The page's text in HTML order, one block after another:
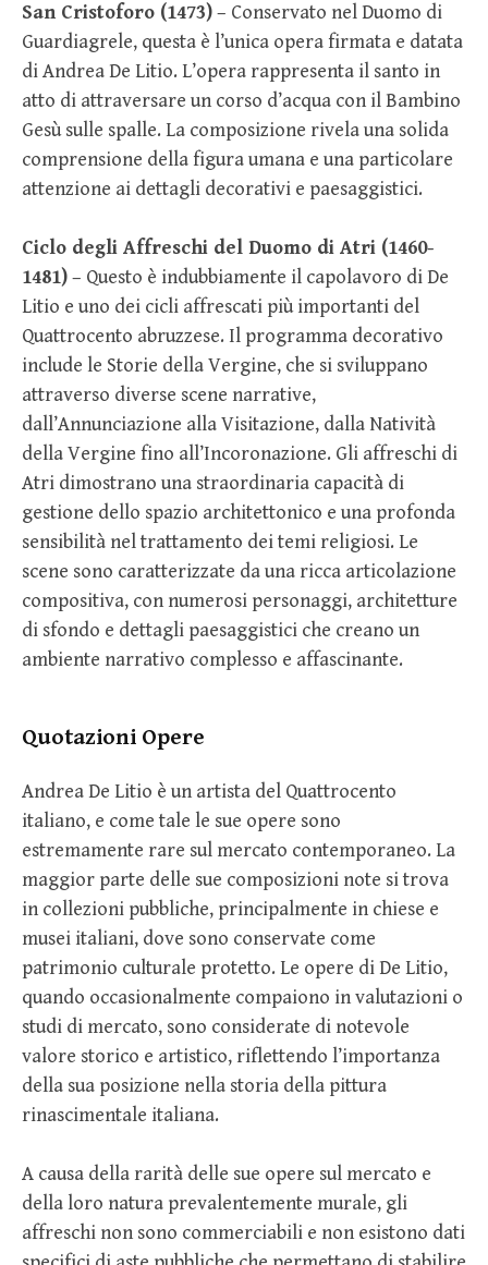
San Cristoforo (1473)– Conservato nel Duomo di
Guardiagrele, questa è l’unica opera firmata e datata
di Andrea De Litio. L’opera rappresenta il santo in
atto di attraversare un corso d’acqua con il Bambino
Gesù sulle spalle. La composizione rivela una solida
comprensione della figura umana e una particolare
attenzione ai dettagli decorativi e paesaggistici.
Ciclo degli Affreschi del Duomo di Atri (1460-
1481)– Questo è indubbiamente il capolavoro di De
Litio e uno dei cicli affrescati più importanti del
Quattrocento abruzzese. Il programma decorativo
include le Storie della Vergine, che si sviluppano
attraverso diverse scene narrative,
dall’Annunciazione alla Visitazione, dalla Natività
della Vergine fino all’Incoronazione. Gli affreschi di
Atri dimostrano una straordinaria capacità di
gestione dello spazio architettonico e una profonda
sensibilità nel trattamento dei temi religiosi. Le
scene sono caratterizzate da una ricca articolazione
compositiva, con numerosi personaggi, architetture
di sfondo e dettagli paesaggistici che creano un
ambiente narrativo complesso e affascinante.
Quotazioni Opere
Andrea De Litio è un artista del Quattrocento
italiano, e come tale le sue opere sono
estremamente rare sul mercato contemporaneo. La
maggior parte delle sue composizioni note si trova
in collezioni pubbliche, principalmente in chiese e
musei italiani, dove sono conservate come
patrimonio culturale protetto. Le opere di De Litio,
quando occasionalmente compaiono in valutazioni o
studi di mercato, sono considerate di notevole
valore storico e artistico, riflettendo l’importanza
della sua posizione nella storia della pittura
rinascimentale italiana.
A causa della rarità delle sue opere sul mercato e
della loro natura prevalentemente murale, gli
affreschi non sono commerciabili e non esistono dati